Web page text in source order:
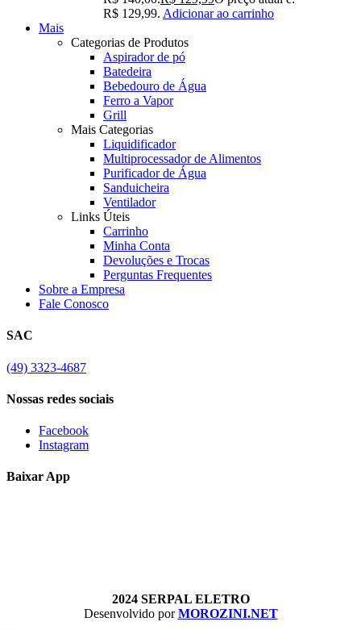
R$ 129,99. Adicionar ao carrinho
Mais
Categorias de Produtos
Aspirador de pó
Batedeira
Bebedouro de Água
Ferro a Vapor
Grill
Mais Categorias
Liquidificador
Multiprocessador de Alimentos
Purificador de Água
Sanduicheira
Ventilador
Links Úteis
Carrinho
Minha Conta
Devoluções e Trocas
Perguntas Frequentes
Sobre a Empresa
Fale Conosco
SAC
(49) 3323-4687
Nossas redes sociais
Facebook
Instagram
Baixar App
2024 SERPAL ELETRO
Desenvolvido porMOROZINI.NET